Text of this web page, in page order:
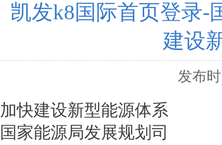
凯发k8国际首页登录-
建设
发布
加快建设新型能源体系
国家能源局发展规划司